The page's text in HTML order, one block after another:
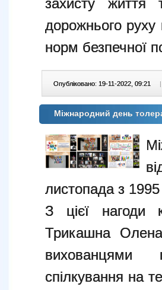
захисту життя
дорожнього руху
норм безпечної
Опубліковано: 19-11-2022, 09:21 |
Міжнародний день
листопада з 1995
З цієї нагоди
Трикашна
вихованцями
спілкування на